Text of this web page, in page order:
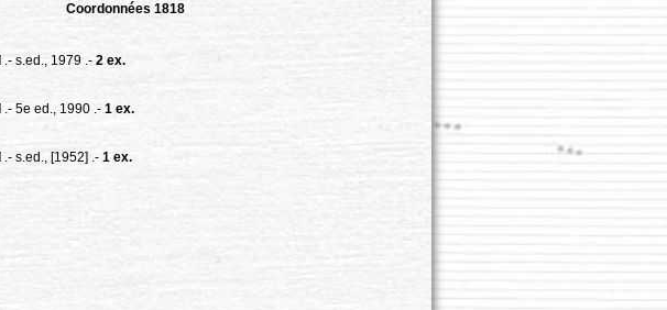
Coordonnées 1818
.- s.ed., 1979 .- 2 ex.
.- 5e ed., 1990 .- 1 ex.
.- s.ed., [1952] .- 1 ex.